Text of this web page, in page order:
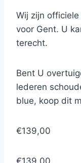
Wij zijn
voor Gent. U
terecht.
Bent U
lederen
blue, koop dit
€139,00
€139,00